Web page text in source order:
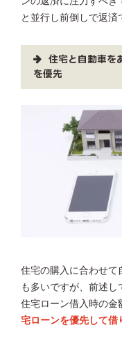
と並行し前倒しで返済
住宅と自動車を
を優先
住宅の購入に合わせて
も多いですが、前述し
住宅ローン借入時の金
宅ローンを優先して借